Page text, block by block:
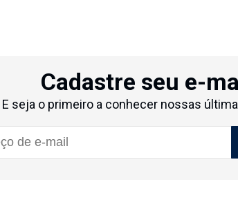
Cadastre seu e-
E seja o primeiro a conhecer nossas